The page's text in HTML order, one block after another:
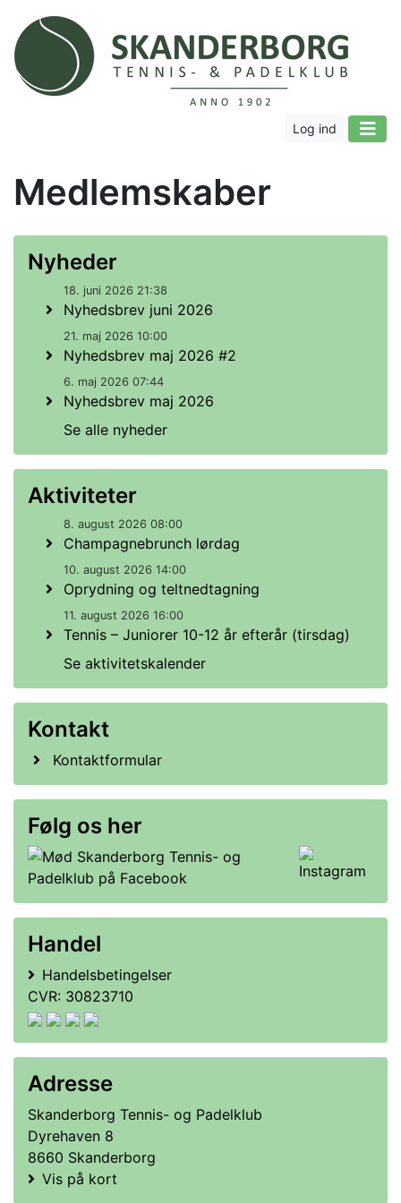
Log ind
Medlemskaber
Nyheder
18. juni 2026 21:38
Nyhedsbrev juni 2026
21. maj 2026 10:00
Nyhedsbrev maj 2026 #2
6. maj 2026 07:44
Nyhedsbrev maj 2026
Se alle nyheder
Aktiviteter
8. august 2026 08:00
Champagnebrunch lørdag
10. august 2026 14:00
Oprydning og teltnedtagning
11. august 2026 16:00
Tennis – Juniorer 10-12 år efterår (tirsdag)
Se aktivitetskalender
Kontakt
Kontaktformular
Følg os her
Handel
Handelsbetingelser
CVR: 30823710
Adresse
Skanderborg Tennis- og Padelklub
Dyrehaven 8
8660 Skanderborg
Vis på kort